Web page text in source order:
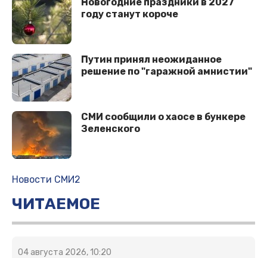
году станут короче
Путин принял неожиданное
решение по "гаражной амнистии"
СМИ сообщили о хаосе в бункере
Зеленского
Новости СМИ2
ЧИТАЕМОЕ
04 августа 2026, 10:20